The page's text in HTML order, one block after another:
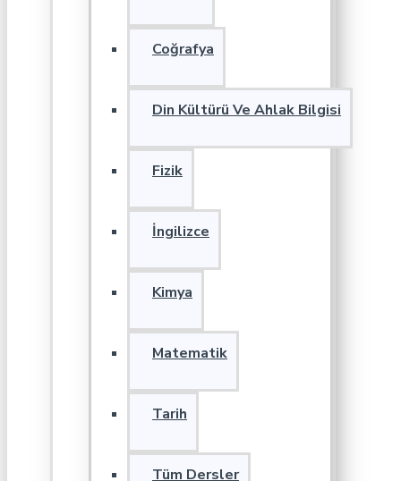
Coğrafya
Din Kültürü Ve Ahlak Bilgisi
Fizik
İngilizce
Kimya
Matematik
Tarih
Tüm Dersler